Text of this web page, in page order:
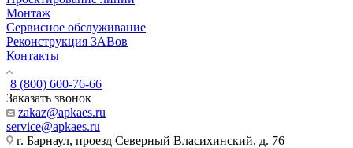
Монтаж
Сервисное обслуживание
Реконструкция ЗАВов
Контакты
8 (800) 600-76-66
Заказать звонок
zakaz@apkaes.ru
service@apkaes.ru
г. Барнаул, проезд Северный Власихинский, д. 76